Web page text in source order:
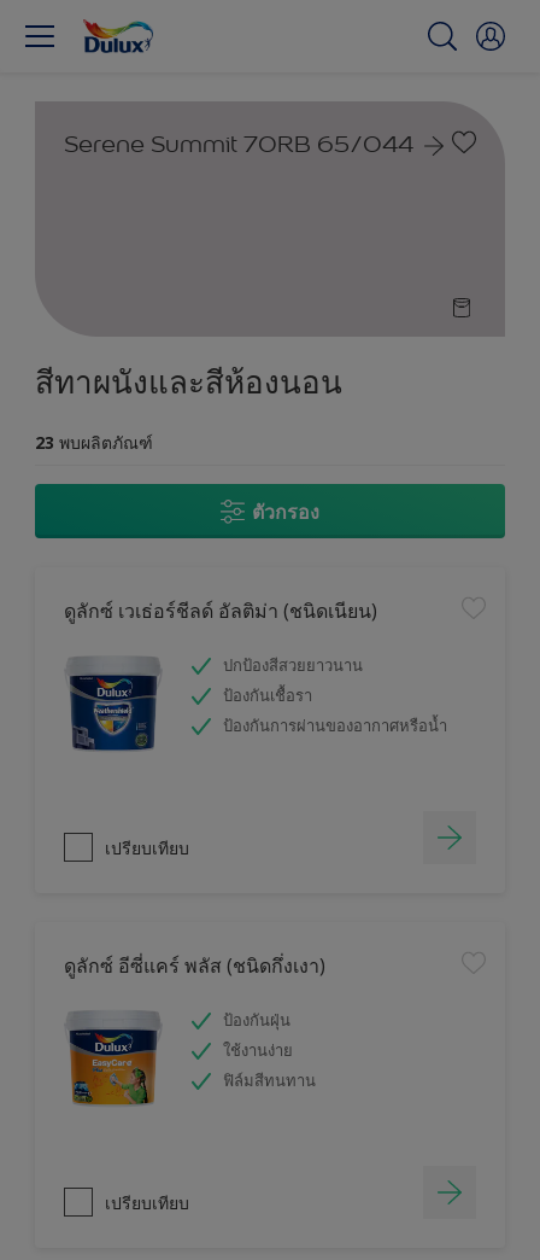
Serene Summit 70RB 65/044
สีทาผนังและสีห้องนอน
23 พบผลิตภัณฑ์
ตัวกรอง
ดูลักซ์ เวเธ่อร์ชีลด์ อัลติม่า (ชนิดเนียน)
ปกป้องสีสวยยาวนาน
ป้องกันเชื้อรา
ป้องกันการผ่านของอากาศหรือน้ำ
เปรียบเทียบ
ดูลักซ์ อีซี่แคร์ พลัส (ชนิดกึ่งเงา)
ป้องกันฝุ่น
ใช้งานง่าย
ฟิล์มสีทนทาน
เปรียบเทียบ